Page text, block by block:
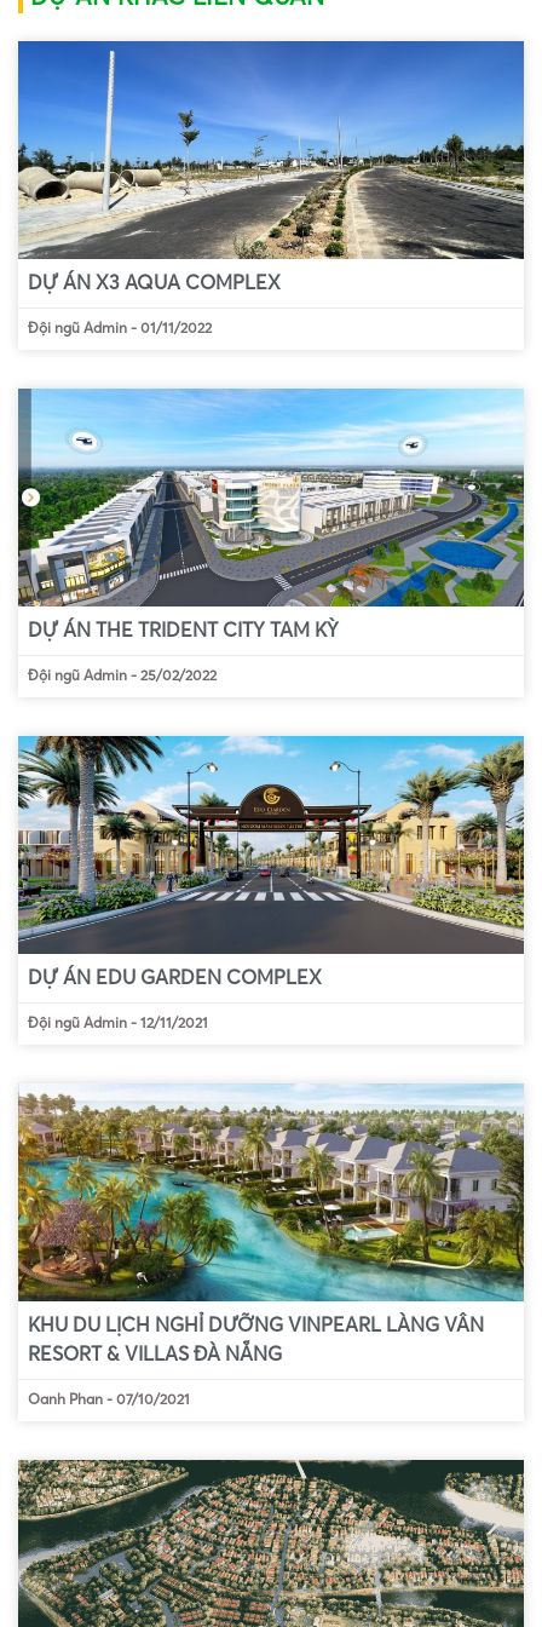
DỰ ÁN X3 AQUA COMPLEX
Đội ngũ Admin - 01/11/2022
DỰ ÁN THE TRIDENT CITY TAM KỲ
Đội ngũ Admin - 25/02/2022
DỰ ÁN EDU GARDEN COMPLEX
Đội ngũ Admin - 12/11/2021
KHU DU LỊCH NGHỈ DƯỠNG VINPEARL LÀNG VÂN
RESORT & VILLAS ĐÀ NẴNG
Oanh Phan - 07/10/2021